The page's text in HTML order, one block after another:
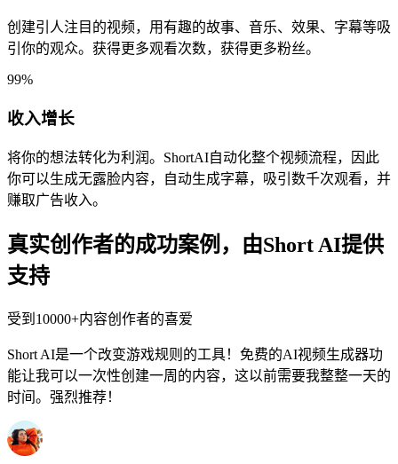
创建引人注目的视频，用有趣的故事、音乐、效果、字幕等吸
引你的观众。获得更多观看次数，获得更多粉丝。
99%
收入增长
将你的想法转化为利润。ShortAI自动化整个视频流程，因此
你可以生成无露脸内容，自动生成字幕，吸引数千次观看，并
赚取广告收入。
真实创作者的成功案例，由Short AI提供
支持
受到10000+内容创作者的喜爱
Short AI是一个改变游戏规则的工具！免费的AI视频生成器功
能让我可以一次性创建一周的内容，这以前需要我整整一天的
时间。强烈推荐！